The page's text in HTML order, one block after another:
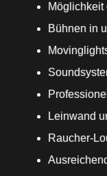
Möglichkeit
Bühnen in
Leinwand
Raucher-